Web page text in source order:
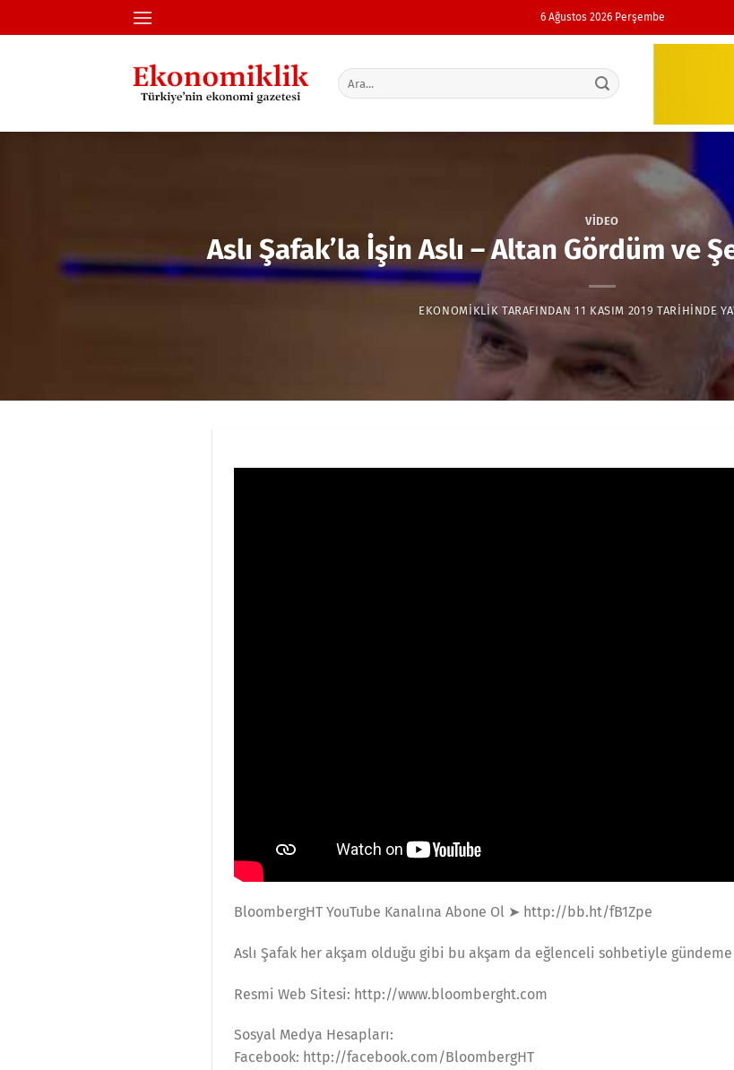
atla
6 Ağustos 2026 Perşembe
VIDEO
Aslı Şafak’la İşin Aslı – Altan Gördüm ve
EKONOMIKLIK TARAFINDAN 11 KASIM 2019 TARIHINDE
BloombergHT YouTube Kanalına Abone Ol ➤ http://bb.ht/fB1Zpe
Aslı Şafak her akşam olduğu gibi bu akşam da eğlenceli sohbetiyle
Resmi Web Sitesi: http://www.bloomberght.com
Sosyal Medya Hesapları:
Facebook: http://facebook.com/BloombergHT